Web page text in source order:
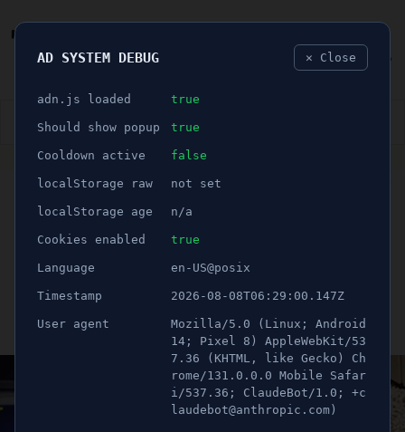
👮🏻‍♂️ BLÅLJUS ÅSIKTER SPORT
ANNONS
SENASTE NYTT: Två
döms efter
handgranatsattacken
Publicerad 22 juli 2025 17:03
Uppdaterad 21 juni 2026 08:38
AD SYSTEM DEBUG ✕ Close
adn.js loaded true
Should show popup true
Cooldown active false
localStorage raw not set
localStorage age n/a
Cookies enabled true
Language en-US@posix
Timestamp 2026-08-08T06:29:00.147Z
User agent
Mozilla/5.0 (Linux; Android
14; Pixel 8) AppleWebKit/53
7.36 (KHTML, like Gecko) Ch
rome/131.0.0.0 Mobile Safar
i/537.36; ClaudeBot/1.0; +c
laudebot@anthropic.com)